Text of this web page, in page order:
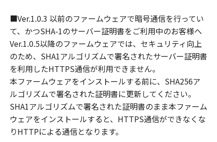
- GNU General Public License Version 2
- GNU Lesser General Public License Version
2.1
- GNU Library General Public License Version
2
該当するソフトウェア・モジュールについて
は、「本ファームウェア」とともに提供される
<LICENSE>フォルダ内の
<OpenSourceSoftware>フォルダに格納されて
いる 「ThirdPartySoftware-J.pdf」をご確認く
ださい。
■Ver.1.0.3 以前のファームウェアで暗号通信を行ってい
て、かつSHA-1のサーバー証明書をご利用中のお客様へ
Ver.1.0.5以降のファームウェアでは、セキュリティ向上
のため、SHA1アルゴリズムで署名されたサーバー証明書
を利用したHTTPS通信が利用できません。
本ファームウェアをインストールする前に、SHA256ア
ルゴリズムで署名された証明書に更新してください。
SHA1アルゴリズムで署名された証明書のまま本ファーム
ウェアをインストールすると、HTTPS通信ができなくな
りHTTPによる通信となります。